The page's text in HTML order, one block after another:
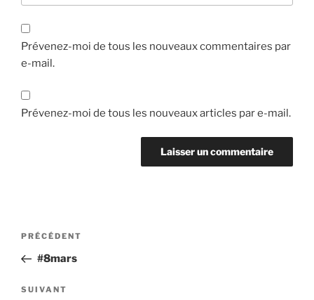
Prévenez-moi de tous les nouveaux commentaires par
e-mail.
Prévenez-moi de tous les nouveaux articles par e-mail.
Navigation
l’article
Article
précédent
PRÉCÉDENT
#8mars
Article
SUIVANT